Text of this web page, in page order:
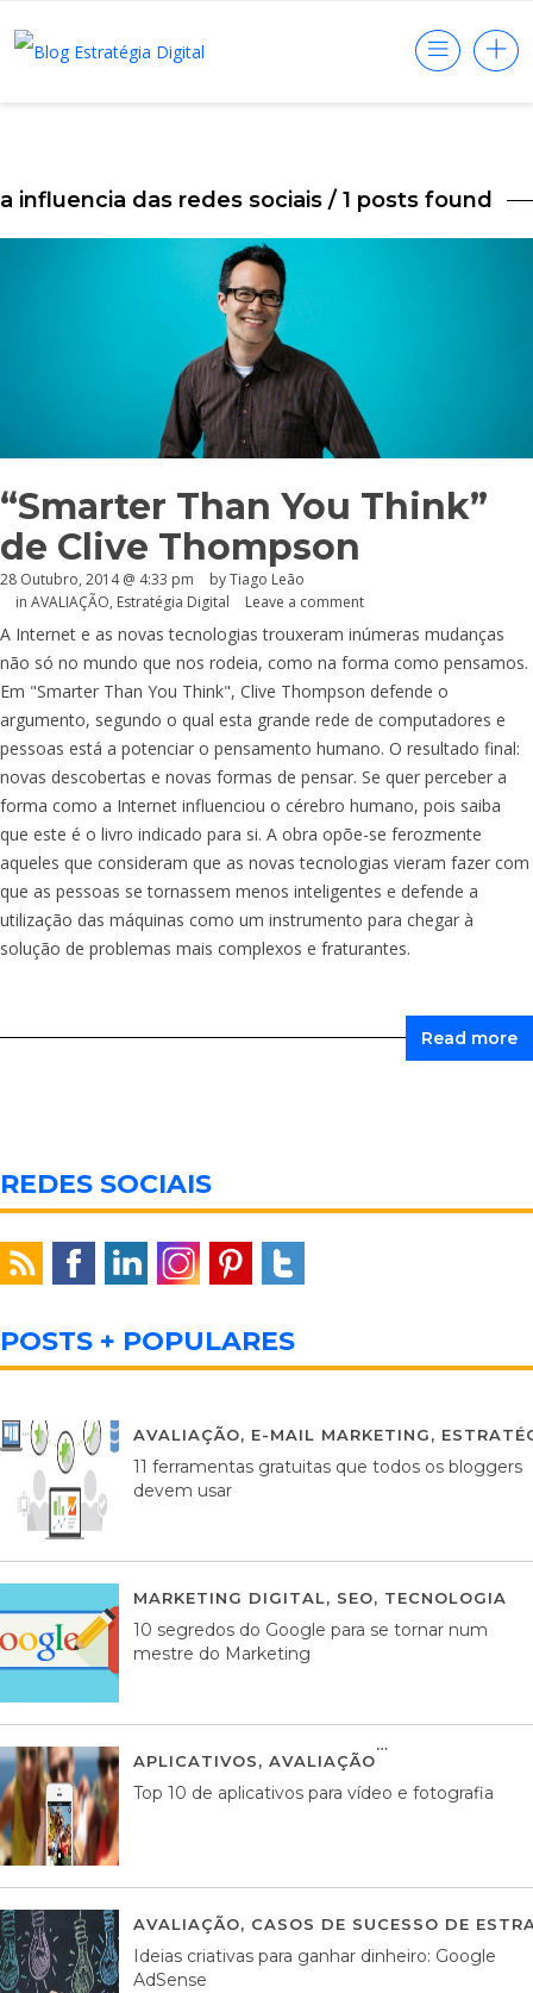
a influencia das redes sociais / 1 posts found
“Smarter Than You Think”
de Clive Thompson
28 Outubro, 2014 @ 4:33 pm
by Tiago Leão
in AVALIAÇÃO, Estratégia Digital Leave a comment
A Internet e as novas tecnologias trouxeram inúmeras mudanças
não só no mundo que nos rodeia, como na forma como pensamos.
Em "Smarter Than You Think", Clive Thompson defende o
argumento, segundo o qual esta grande rede de computadores e
pessoas está a potenciar o pensamento humano. O resultado final:
novas descobertas e novas formas de pensar. Se quer perceber a
forma como a Internet influenciou o cérebro humano, pois saiba
que este é o livro indicado para si. A obra opõe-se ferozmente
aqueles que consideram que as novas tecnologias vieram fazer com
que as pessoas se tornassem menos inteligentes e defende a
utilização das máquinas como um instrumento para chegar à
solução de problemas mais complexos e fraturantes.
Read more
REDES SOCIAIS
POSTS + POPULARES
AVALIAÇÃO, E-MAIL MARKETING,
11 ferramentas gratuitas que todos os bloggers
devem usar
MARKETING DIGITAL, SEO, TECNOLOGIA
10 segredos do Google para se tornar num
mestre do Marketing
APLICATIVOS, AVALIAÇÃO
Top 10 de aplicativos para vídeo e fotografia
AVALIAÇÃO, CASOS DE SUCESSO DE
Ideias criativas para ganhar dinheiro: Google
AdSense